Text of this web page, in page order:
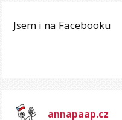
Jsem i na Facebooku
annapaap.cz